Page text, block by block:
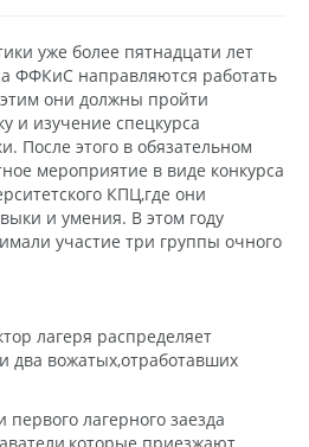
уже более пятнадцати лет
ФФКиС направляются работать
они должны пройти
и изучение спецкурса
После этого в обязательном
мероприятие в виде конкурса
КПЦ,где они
и умения. В этом году
участие три группы очного
лагеря распределяет
два вожатых,отработавших
лагерного заезда
,которые приезжают